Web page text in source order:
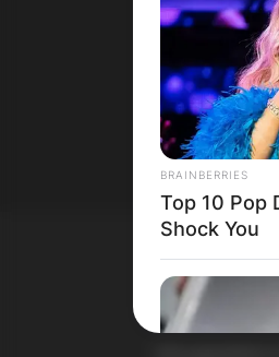
BRAINBERRIES
Top 10 Pop
Shock You